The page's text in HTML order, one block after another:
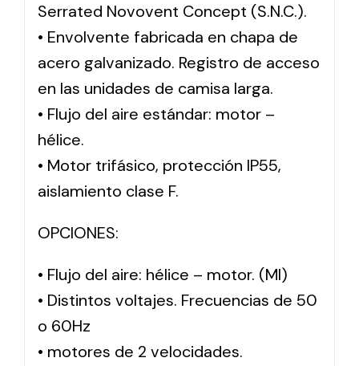
Serrated Novovent Concept (S.N.C.).
• Envolvente fabricada en chapa de
acero galvanizado. Registro de acceso
en las unidades de camisa larga.
• Flujo del aire estándar: motor –
hélice.
• Motor trifásico, protección IP55,
aislamiento clase F.
OPCIONES:
• Flujo del aire: hélice – motor. (MI)
• Distintos voltajes. Frecuencias de 50
o 60Hz
• motores de 2 velocidades.